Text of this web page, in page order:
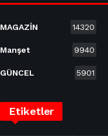
MAGAZİN 14320
Manşet 9940
GÜNCEL 5901
Etiketler